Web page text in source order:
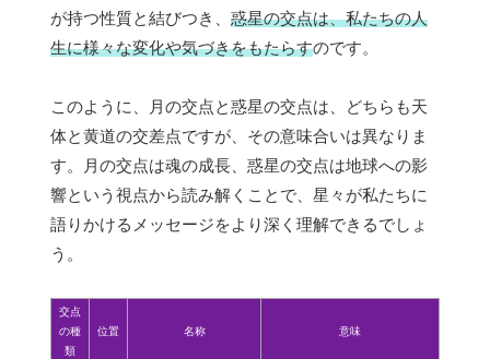
が持つ性質と結びつき、 惑星の交点は、私たちの人
生に様々な変化や気づきをもたらすのです。
このように、月の交点と惑星の交点は、どちらも天
体と黄道の交差点ですが、その意味合いは異なりま
す。月の交点は魂の成長、惑星の交点は地球への影
響という視点から読み解くことで、星々が私たちに
語りかけるメッセージをより深く理解できるでしょ
う。
交点
の種
類
位置 名称 意味